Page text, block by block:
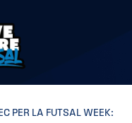
PER LA FUTSAL WEEK: